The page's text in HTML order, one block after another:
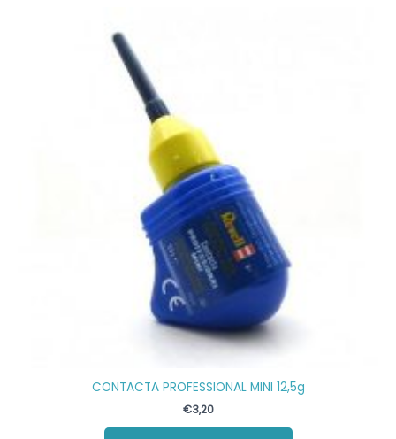
CONTACTA PROFESSIONAL MINI 12,5g
€3,20